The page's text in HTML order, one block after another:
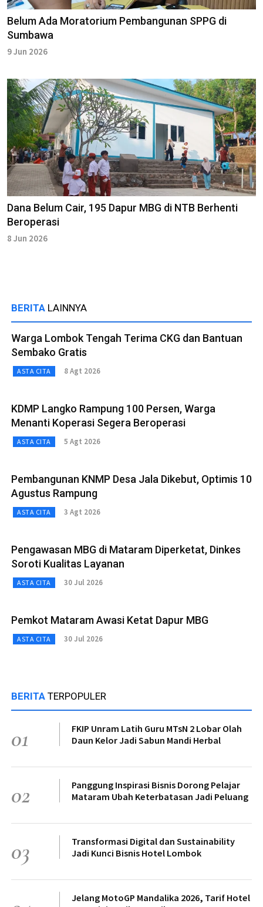
Belum Ada Moratorium Pembangunan SPPG di
Sumbawa
9 Jun 2026
Dana Belum Cair, 195 Dapur MBG di NTB Berhenti
Beroperasi
8 Jun 2026
BERITA LAINNYA
Warga Lombok Tengah Terima CKG dan Bantuan
Sembako Gratis
ASTA CITA 8 Agt 2026
KDMP Langko Rampung 100 Persen, Warga
Menanti Koperasi Segera Beroperasi
ASTA CITA 5 Agt 2026
Pembangunan KNMP Desa Jala Dikebut, Optimis 10
Agustus Rampung
ASTA CITA 3 Agt 2026
Pengawasan MBG di Mataram Diperketat, Dinkes
Soroti Kualitas Layanan
ASTA CITA 30 Jul 2026
Pemkot Mataram Awasi Ketat Dapur MBG
ASTA CITA 30 Jul 2026
BERITA TERPOPULER
01
FKIP Unram Latih Guru MTsN 2 Lobar Olah
Daun Kelor Jadi Sabun Mandi Herbal
02
Panggung Inspirasi Bisnis Dorong Pelajar
Mataram Ubah Keterbatasan Jadi Peluang
03
Transformasi Digital dan Sustainability
Jadi Kunci Bisnis Hotel Lombok
Jelang MotoGP Mandalika 2026, Tarif Hotel